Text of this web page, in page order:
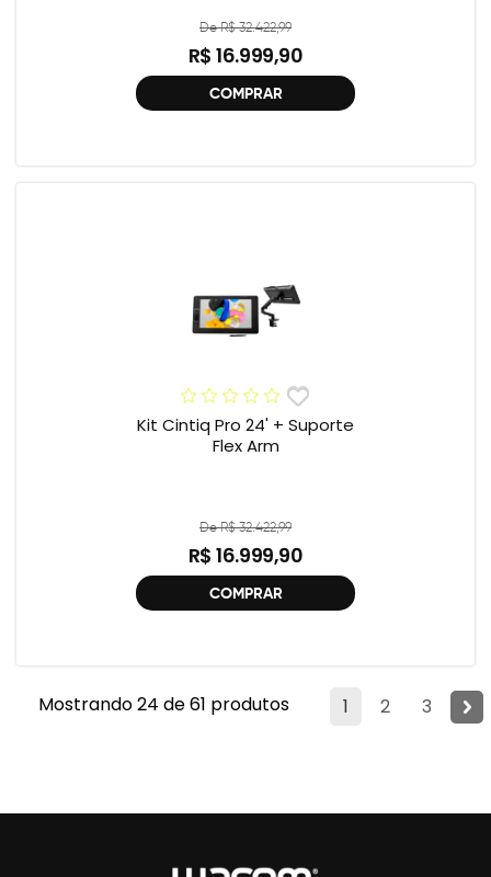
De R$ 32.422,99
R$ 16.999,90
COMPRAR
Kit Cintiq Pro 24' + Suporte
Flex Arm
De R$ 32.422,99
R$ 16.999,90
COMPRAR
1 2 3
Mostrando 24 de 61 produtos